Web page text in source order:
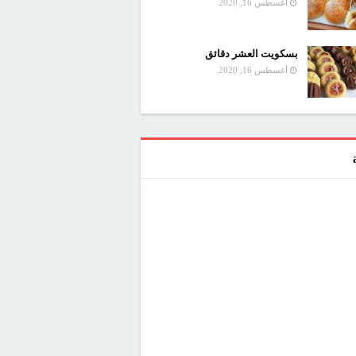
أغسطس 16, 2020
بسكويت العشر دقائق
أغسطس 16, 2020